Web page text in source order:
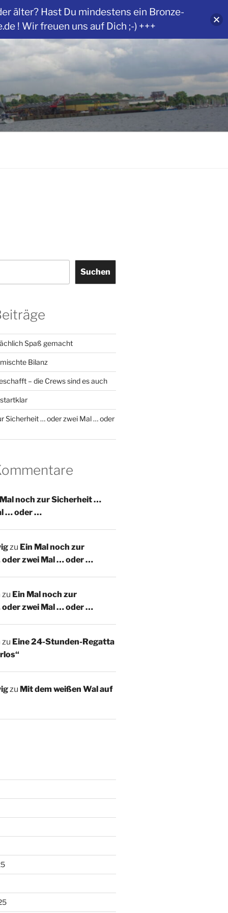
Suchen
Spaß gemacht
Bilanz
– die Crews sind es auch
Sicherheit … oder zwei Mal … oder
noch zur Sicherheit …
… oder …
zu Ein Mal noch zur
zwei Mal … oder …
zu Ein Mal noch zur
zwei Mal … oder …
zu Eine 24-Stunden-Regatta
zu Mit dem weißen Wal auf
älter? Hast Du mindestens ein Bronze-
! Wir freuen uns auf Dich ;-) +++